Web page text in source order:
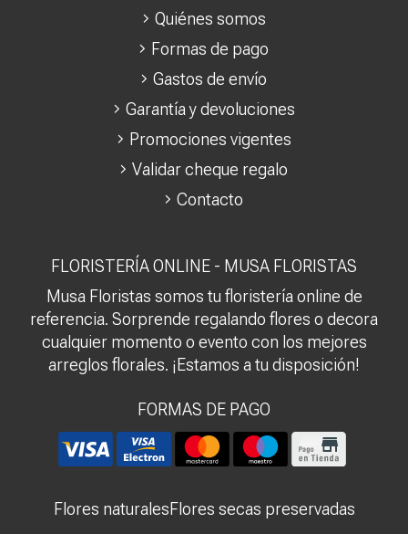
FLORISTERÍA ONLINE - MUSA FLORISTAS
Musa Floristas somos tu floristería online de
referencia. Sorprende regalando flores o decora
cualquier momento o evento con los mejores
arreglos florales. ¡Estamos a tu disposición!
FORMAS DE PAGO
Quiénes somos
Formas de pago
Gastos de envío
Garantía y devoluciones
Promociones vigentes
Validar cheque regalo
Contacto
Flores naturalesFlores secas preservadas